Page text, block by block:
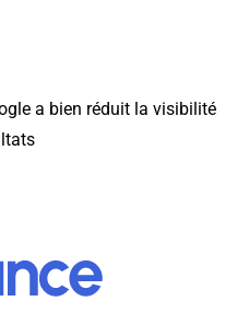
a bien réduit la visibilité